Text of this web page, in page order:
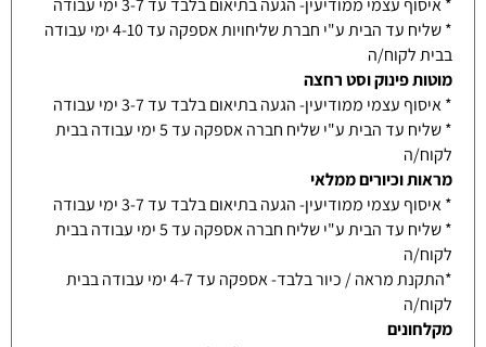
* איסוף עצמי ממודיעין- הגעה בתיאום בלבד עד 3-7 ימי עבודה
* שליח עד הבית ע"י חברת שליחויות אספקה עד 4-10 ימי עבודה
בבית לקוח/ה
מוטות פינוק וסט רחצה
* איסוף עצמי ממודיעין- הגעה בתיאום בלבד עד 3-7 ימי עבודה
* שליח עד הבית ע"י שליח חברה אספקה עד 5 ימי עבודה בבית
לקוח/ה
מראות וכיורים ממלאי
* איסוף עצמי ממודיעין- הגעה בתיאום בלבד עד 3-7 ימי עבודה
* שליח עד הבית ע"י שליח חברה אספקה עד 5 ימי עבודה בבית
לקוח/ה
*התקנת מראה / כיור בלבד- אספקה עד 4-7 ימי עבודה בבית
לקוח/ה
מקלחונים